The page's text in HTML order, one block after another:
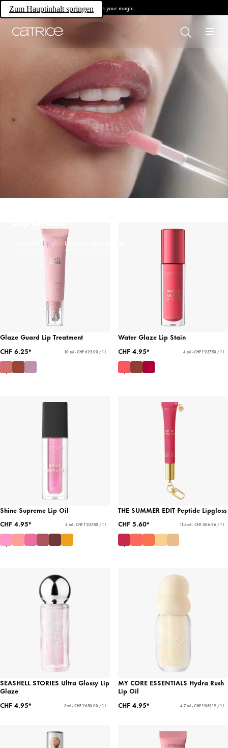
Zum Hauptinhalt springen Own your magic.
LipglossLipliner
Glaze Guard Lip Treatment
CHF 6.25*
10 ml - CHF 625.00 / 1 l
Water Glaze Lip Stain
CHF 4.95*
4 ml - CHF 1'237.50 / 1 l
Shine Supreme Lip Oil
CHF 4.95*
4 ml - CHF 1'237.50 / 1 l
THE SUMMER EDIT Peptide Lipgloss
CHF 5.60*
11.5 ml - CHF 486.96 / 1 l
SEASHELL STORIES Ultra Glossy Lip
Glaze
CHF 4.95*
3 ml - CHF 1'650.00 / 1 l
MY CORE ESSENTIALS Hydra Rush
Lip Oil
CHF 4.95*
4.7 ml - CHF 1'053.19 / 1 l